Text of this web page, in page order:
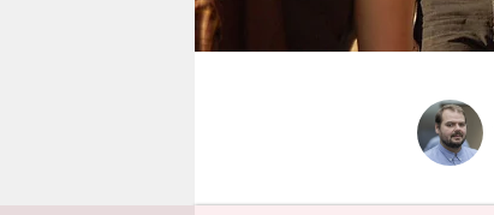
abo
genossenschaft